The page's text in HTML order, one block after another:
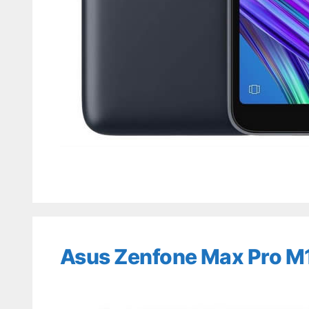
Asus Zenfone Max Pro